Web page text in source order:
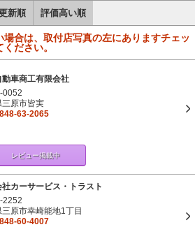
新順 評価高い順
合は、取付店写真の左にありますチェッ
ださい。
動車商工有限会社
0052
三原市皆実
63-2065
レビュー掲載中
カーサービス・トラスト
2252
三原市幸崎能地1丁目
60-4007